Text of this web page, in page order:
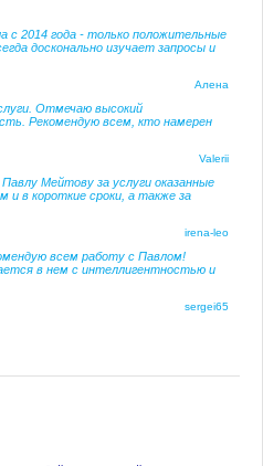
с 2014 года - только положительные
досконально изучает запросы и
Алена
Отмечаю высокий
Рекомендую всем, кто намерен
Valerii
Мейтову за услуги оказанные
и в короткие сроки, а также за
irena-leo
всем работу с Павлом!
в нем с интеллигентностью и
sergei65